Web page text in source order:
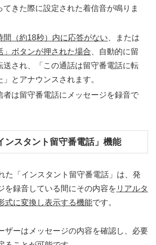
てきた際に設定された着信音が鳴りま
間（約18秒）内に応答がない 、または
」ボタンが押された場合 、自動的に留
送され、「この通話は留守番電話に転
とアナウンスされます。
者は留守番電話にメッセージを録音で
ンスタント留守番電話」機能
た「インスタント留守番電話」は、発
を録音している間にその内容を リアルタ
式に変換し表示する機能です。
ザーはメッセージの内容を確認し、必要